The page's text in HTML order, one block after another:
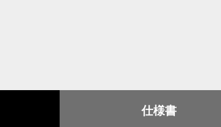
仕様書